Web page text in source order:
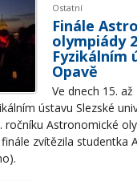
Ostatní
Finále
olympiády
Fyzikálním
Opavě
Ve dnech 15.
ústavu Slezské
ročníku Astronomické
zvítězila studentka